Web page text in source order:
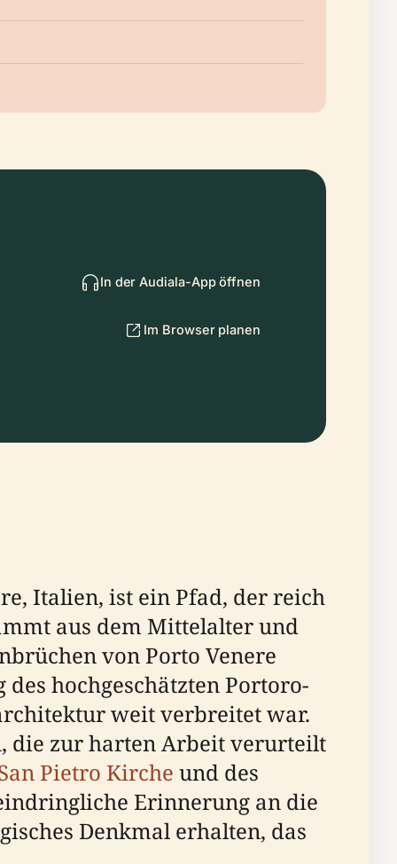
In der Audiala-App öffnen
Im Browser planen
Italien, ist ein Pfad, der reich
aus dem Mittelalter und
von Porto Venere
hochgeschätzten Portoro-
weit verbreitet war.
die zur harten Arbeit verurteilt
Pietro Kirche und des
Erinnerung an die
Denkmal erhalten, das